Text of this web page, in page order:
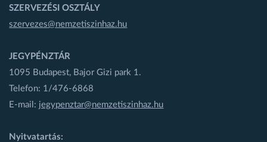
SZERVEZÉSI OSZTÁLY
szervezes@nemzetiszinhaz.hu
JEGYPÉNZTÁR
1095 Budapest, Bajor Gizi park 1.
Telefon: 1/476-6868
E-mail: jegypenztar@nemzetiszinhaz.hu
Nyitvatartás: